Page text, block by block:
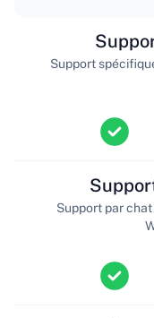
Support
Support par